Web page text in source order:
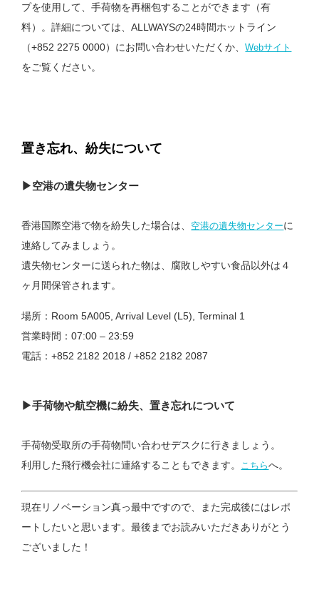
プを使用して、手荷物を再梱包することができます（有
料）。詳細については、ALLWAYSの24時間ホットライン
（+852 2275 0000）にお問い合わせいただくか、Webサイト
をご覧ください。
置き忘れ、紛失について
▶︎空港の遺失物センター
香港国際空港で物を紛失した場合は、 空港の遺失物センターに
連絡してみましょう。
遺失物センターに送られた物は、腐敗しやすい食品以外は４
ヶ月間保管されます。
場所：Room 5A005, Arrival Level (L5), Terminal 1
営業時間：07:00 – 23:59
電話：+852 2182 2018 / +852 2182 2087
▶︎手荷物や航空機に紛失、置き忘れについて
手荷物受取所の手荷物問い合わせデスクに行きましょう。
利用した飛行機会社に連絡することもできます。 こちらへ。
現在リノベーション真っ最中ですので、また完成後にはレポ
ートしたいと思います。最後までお読みいただきありがとう
ございました！